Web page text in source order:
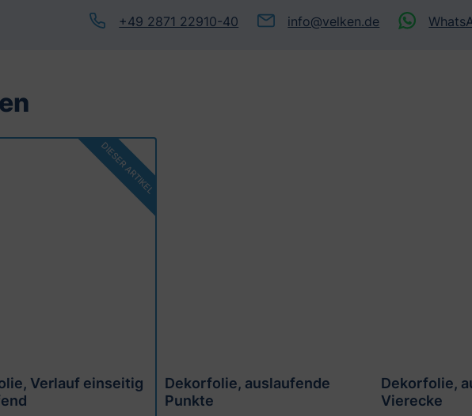
+49 2871 22910-40 info@velken.de
Verlauf einseitig
Dekorfolie, auslaufende
Punkte
Dekorfolie,
Vierecke